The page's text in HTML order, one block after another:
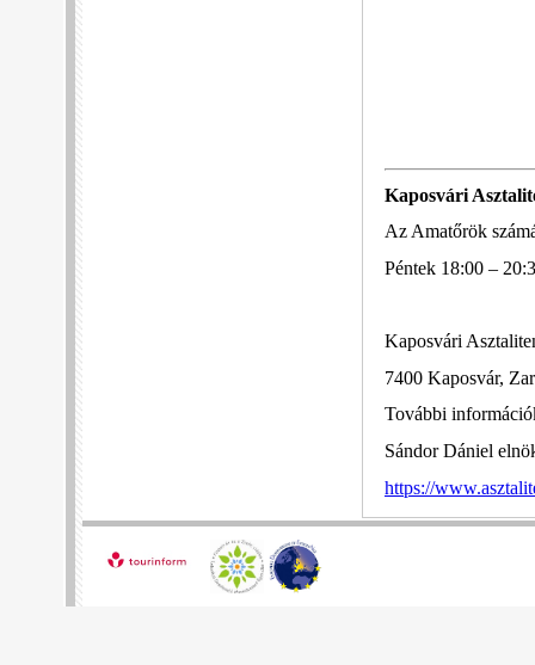
Kaposvári
Az Amatőrök
Péntek 18:00 –
Kaposvári
7400 Kaposvár,
További
Sándor Dániel
https://